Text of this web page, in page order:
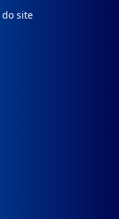
site